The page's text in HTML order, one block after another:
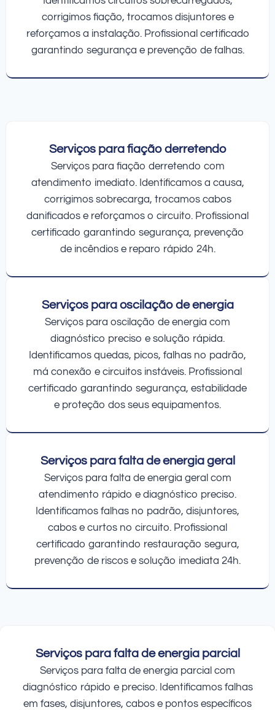
corrigimos fiação, trocamos disjuntores e
reforçamos a instalação. Profissional certificado
garantindo segurança e prevenção de falhas.
Serviços para fiação derretendo
Serviços para fiação derretendo com
atendimento imediato. Identificamos a causa,
corrigimos sobrecarga, trocamos cabos
danificados e reforçamos o circuito. Profissional
certificado garantindo segurança, prevenção
de incêndios e reparo rápido 24h.
Serviços para oscilação de energia
Serviços para oscilação de energia com
diagnóstico preciso e solução rápida.
Identificamos quedas, picos, falhas no padrão,
má conexão e circuitos instáveis. Profissional
certificado garantindo segurança, estabilidade
e proteção dos seus equipamentos.
Serviços para falta de energia geral
Serviços para falta de energia geral com
atendimento rápido e diagnóstico preciso.
Identificamos falhas no padrão, disjuntores,
cabos e curtos no circuito. Profissional
certificado garantindo restauração segura,
prevenção de riscos e solução imediata 24h.
Serviços para falta de energia parcial
Serviços para falta de energia parcial com
diagnóstico rápido e preciso. Identificamos falhas
em fases, disjuntores, cabos e pontos específicos